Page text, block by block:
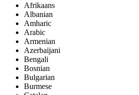
Afrikaans
Albanian
Amharic
Arabic
Armenian
Azerbaijani
Bengali
Bosnian
Bulgarian
Burmese